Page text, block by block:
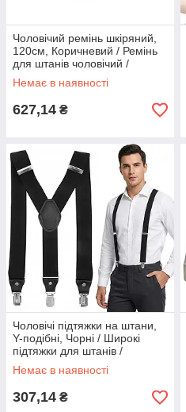
Чоловічий ремінь шкіряний,
120см, Коричневий / Ремінь
для штанів чоловічий /
Шкіряний чоловічий ремінь
Немає в наявності
627,14 ₴
Чоловічі підтяжки на штани,
Y-подібні, Чорні / Широкі
підтяжки для штанів /
Підтяжки тактичні
Немає в наявності
307,14 ₴